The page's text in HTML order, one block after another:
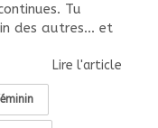
Tu
des autres... et
Lire l'article